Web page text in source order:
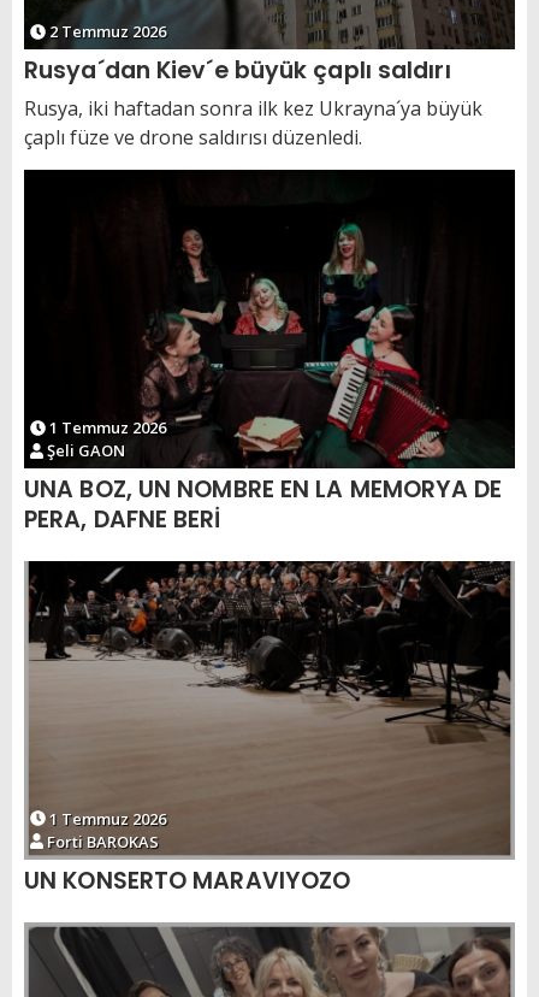
2 Temmuz 2026
Rusya´dan Kiev´e büyük çaplı saldırı
Rusya, iki haftadan sonra ilk kez Ukrayna´ya büyük
çaplı füze ve drone saldırısı düzenledi.
1 Temmuz 2026
Şeli GAON
UNA BOZ, UN NOMBRE EN LA MEMORYA DE
PERA, DAFNE BERİ
1 Temmuz 2026
Forti BAROKAS
UN KONSERTO MARAVIYOZO